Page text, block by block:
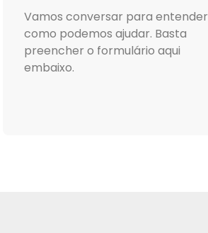
Vamos conversar para entender
como podemos ajudar. Basta
preencher o formulário aqui
embaixo.